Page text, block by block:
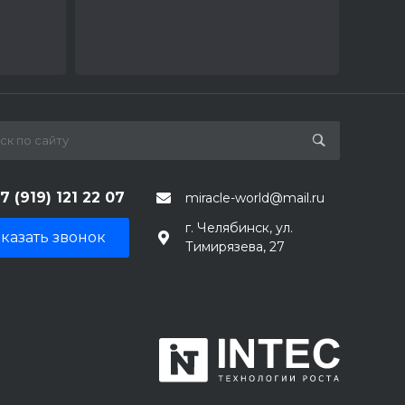
(919) 121 22 07 miracle-world@mail.ru
звонок
г. Челябинск, ул.
Тимирязева, 27